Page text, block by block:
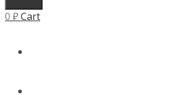
0 ₽Cart